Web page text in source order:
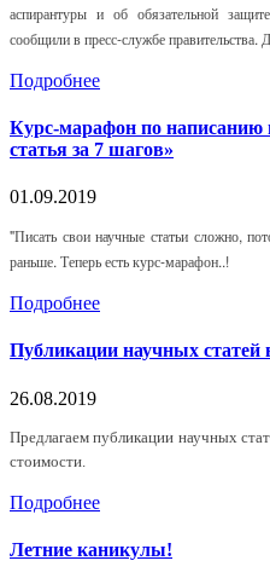
аспирантуры и об обязательной
сообщили в пресс-службе
Подробнее
Курс-марафон по написанию
статья за 7 шагов»
01.09.2019
"Писать свои научные статьи сложно,
раньше. Теперь есть курс-марафон..!
Подробнее
Публикации научных
26.08.2019
Предлагаем публикации научных
стоимости.
Подробнее
Летние каникулы!